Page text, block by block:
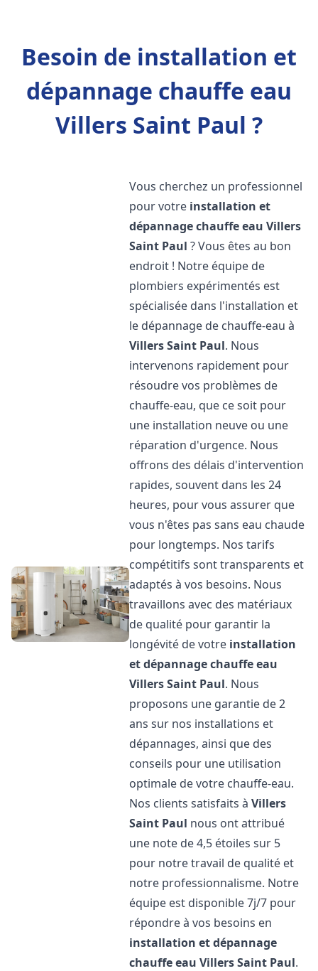
Besoin de installation et
dépannage chauffe eau
Villers Saint Paul ?
Vous cherchez un professionnel
pour votre installation et
dépannage chauffe eau Villers
Saint Paul ? Vous êtes au bon
endroit ! Notre équipe de
plombiers expérimentés est
spécialisée dans l'installation et
le dépannage de chauffe-eau à
Villers Saint Paul. Nous
intervenons rapidement pour
résoudre vos problèmes de
chauffe-eau, que ce soit pour
une installation neuve ou une
réparation d'urgence. Nous
offrons des délais d'intervention
rapides, souvent dans les 24
heures, pour vous assurer que
vous n'êtes pas sans eau chaude
pour longtemps. Nos tarifs
compétitifs sont transparents et
adaptés à vos besoins. Nous
travaillons avec des matériaux
de qualité pour garantir la
longévité de votre installation
et dépannage chauffe eau
Villers Saint Paul. Nous
proposons une garantie de 2
ans sur nos installations et
dépannages, ainsi que des
conseils pour une utilisation
optimale de votre chauffe-eau.
Nos clients satisfaits àVillers
Saint Paul nous ont attribué
une note de 4,5 étoiles sur 5
pour notre travail de qualité et
notre professionnalisme. Notre
équipe est disponible 7j/7 pour
répondre à vos besoins en
installation et dépannage
chauffe eau Villers Saint Paul.